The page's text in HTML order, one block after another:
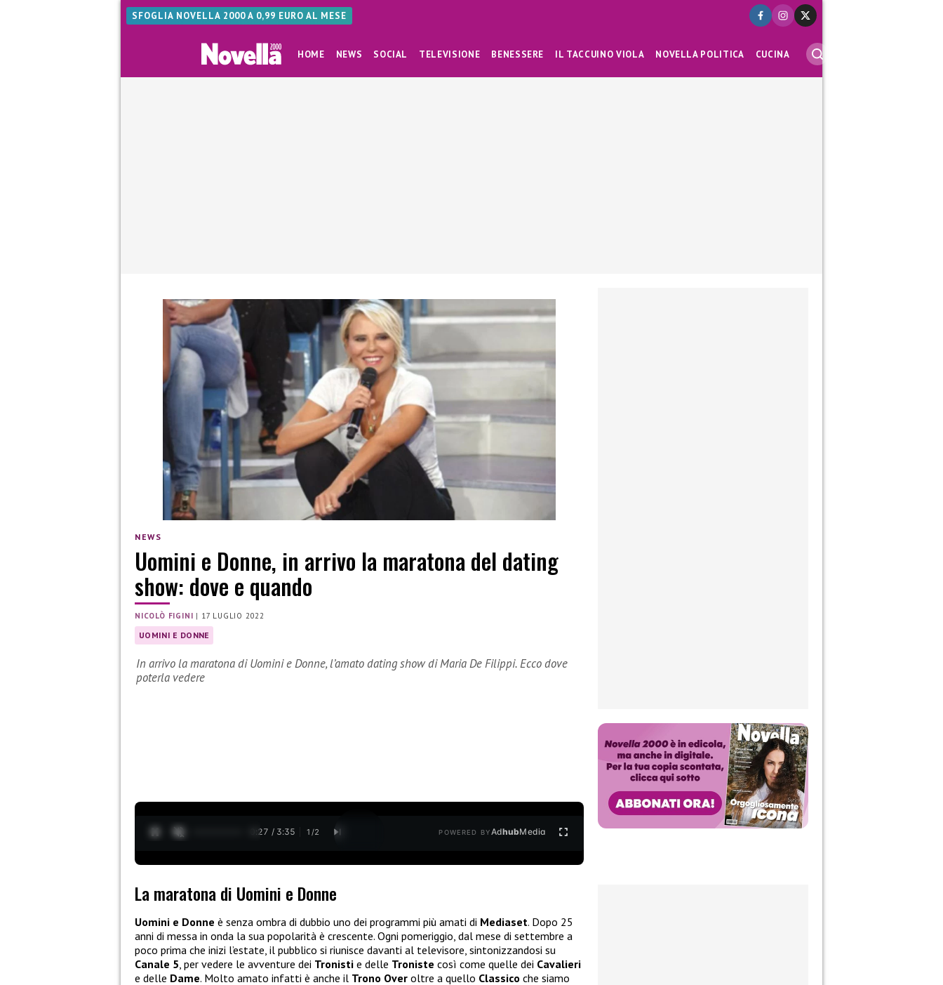
SFOGLIA NOVELLA 2000 A 0,99 EURO AL MESE
HOME NEWS SOCIAL TELEVISIONE BENESSERE IL TACCUINO VIOLA NOVELLA POLITICA CUCINA
NEWS
Uomini e Donne, in arrivo la maratona del dating
show: dove e quando
NICOLÒ FIGINI | 17 LUGLIO 2022
UOMINI E DONNE
In arrivo la maratona di Uomini e Donne, l’amato dating show di Maria De Filippi. Ecco dove
poterla vedere
0:28 / 3:35 1 /2 POWERED BYAdhubMedia
La maratona di Uomini e Donne
Uomini e Donne è senza ombra di dubbio uno dei programmi più amati di Mediaset. Dopo 25
anni di messa in onda la sua popolarità è crescente. Ogni pomeriggio, dal mese di settembre a
poco prima che inizi l’estate, il pubblico si riunisce davanti al televisore, sintonizzandosi su
Canale 5, per vedere le avventure dei Tronisti e delle Troniste così come quelle dei Cavalieri
e delle Dame. Molto amato infatti è anche il Trono Over oltre a quello Classico che siamo